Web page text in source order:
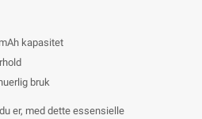
kapasitet
bruk
er, med dette essensielle